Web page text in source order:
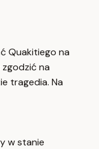
Quakitiego na
zgodzić na
tragedia. Na
w stanie